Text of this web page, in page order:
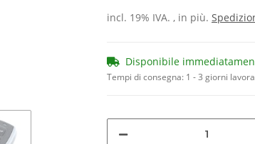
incl. 19% IVA. , in più.
Disponibile
Tempi di consegna: 1 - 3 giorni